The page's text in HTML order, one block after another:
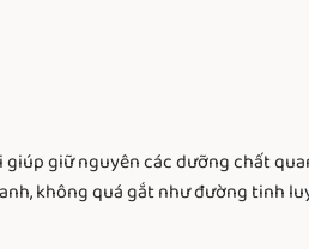
giữ nguyên các dưỡng chất
không quá gắt như đường tinh